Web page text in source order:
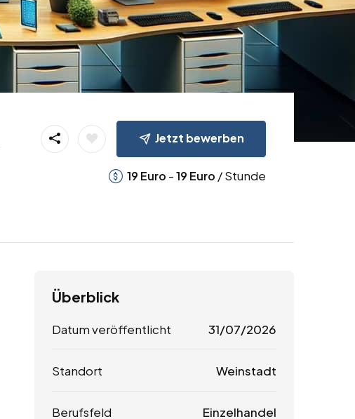
Jetzt bewerben
19 Euro -19 Euro / Stunde
Überblick
Datum veröffentlicht 31/07/2026
Standort Weinstadt
Berufsfeld Einzelhandel